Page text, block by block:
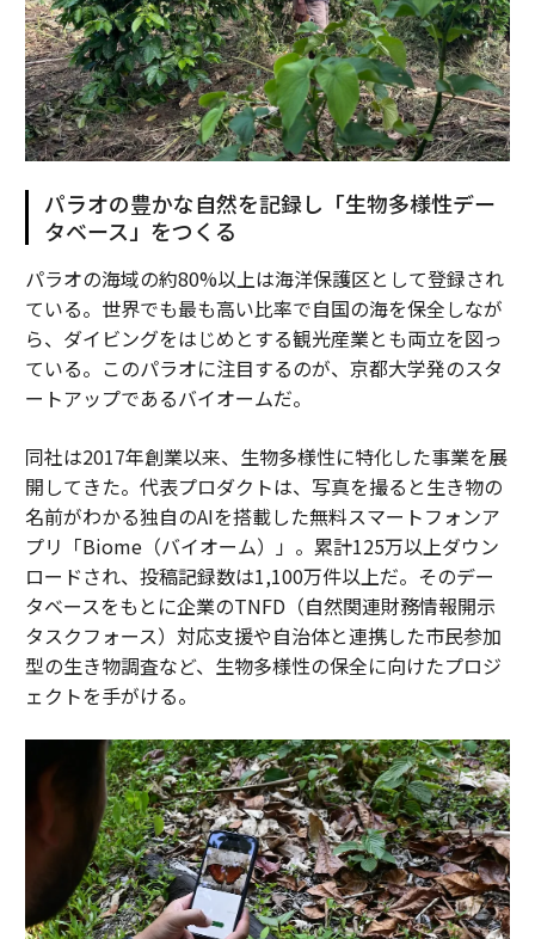
パラオの豊かな自然を記録し「生物多様性デー
タベース」をつくる
パラオの海域の約80%以上は海洋保護区として登録され
ている。世界でも最も高い比率で自国の海を保全しなが
ら、ダイビングをはじめとする観光産業とも両立を図っ
ている。このパラオに注目するのが、京都大学発のスタ
ートアップであるバイオームだ。
同社は2017年創業以来、生物多様性に特化した事業を展
開してきた。代表プロダクトは、写真を撮ると生き物の
名前がわかる独自のAIを搭載した無料スマートフォンア
プリ「Biome（バイオーム）」。累計125万以上ダウン
ロードされ、投稿記録数は1,100万件以上だ。そのデー
タベースをもとに企業のTNFD（自然関連財務情報開示
タスクフォース）対応支援や自治体と連携した市民参加
型の生き物調査など、生物多様性の保全に向けたプロジ
ェクトを手がける。